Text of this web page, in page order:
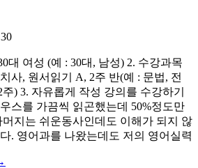
대 여성 (예 : 30대, 남성) 2. 수강과목
사, 원서읽기 A, 2주 반(예 : 문법, 전
) 3. 자유롭게 작성 강의를 수강하기
스를 가끔씩 읽곤했는데 50%정도만
지는 쉬운동사인데도 이해가 되지 않
. 영어과를 나왔는데도 저의 영어실력